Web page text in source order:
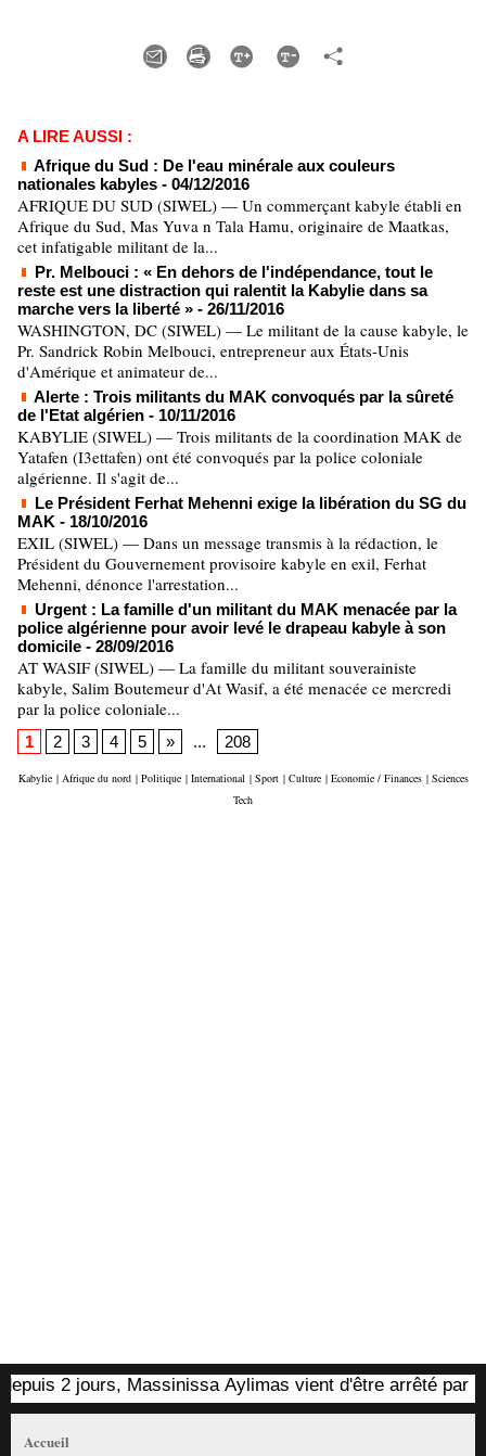
A LIRE AUSSI :
Afrique du Sud : De l'eau minérale aux couleurs
nationales kabyles - 04/12/2016
AFRIQUE DU SUD (SIWEL) — Un commerçant kabyle établi en
Afrique du Sud, Mas Yuva n Tala Hamu, originaire de Maatkas,
cet infatigable militant de la...
Pr. Melbouci : « En dehors de l'indépendance, tout le
reste est une distraction qui ralentit la Kabylie dans sa
marche vers la liberté » - 26/11/2016
WASHINGTON, DC (SIWEL) — Le militant de la cause kabyle, le
Pr. Sandrick Robin Melbouci, entrepreneur aux États-Unis
d'Amérique et animateur de...
Alerte : Trois militants du MAK convoqués par la sûreté
de l'Etat algérien - 10/11/2016
KABYLIE (SIWEL) — Trois militants de la coordination MAK de
Yatafen (I3ettafen) ont été convoqués par la police coloniale
algérienne. Il s'agit de...
Le Président Ferhat Mehenni exige la libération du SG du
MAK - 18/10/2016
EXIL (SIWEL) — Dans un message transmis à la rédaction, le
Président du Gouvernement provisoire kabyle en exil, Ferhat
Mehenni, dénonce l'arrestation...
Urgent : La famille d'un militant du MAK menacée par la
police algérienne pour avoir levé le drapeau kabyle à son
domicile - 28/09/2016
AT WASIF (SIWEL) — La famille du militant souverainiste
kabyle, Salim Boutemeur d'At Wasif, a été menacée ce mercredi
par la police coloniale...
1 2 3 4 5 » ... 208
Kabylie | Afrique du nord | Politique | International | Sport | Culture | Economie / Finances | Sciences
Tech
Massinissa Aylimas vient d'être arrêté par les autorités
Accueil